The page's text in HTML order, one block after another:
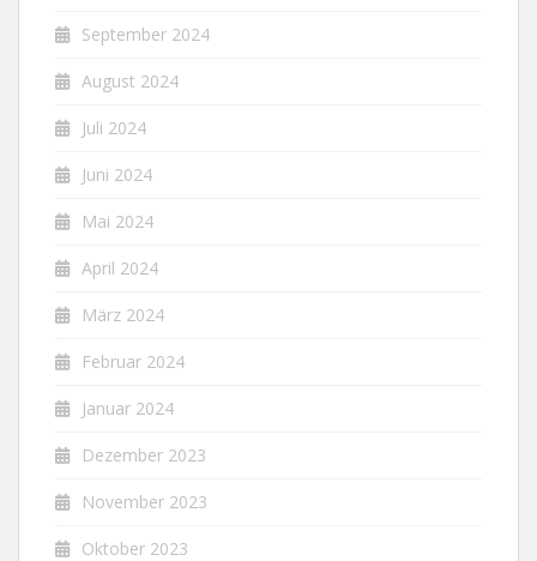
September 2024
August 2024
Juli 2024
Juni 2024
Mai 2024
April 2024
März 2024
Februar 2024
Januar 2024
Dezember 2023
November 2023
Oktober 2023